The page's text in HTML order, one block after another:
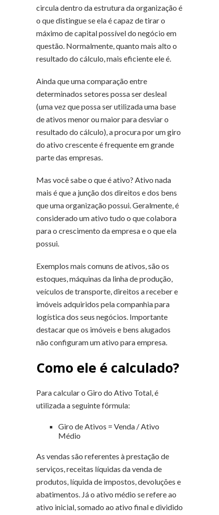
circula dentro da estrutura da organização é
o que distingue se ela é capaz de tirar o
máximo de capital possível do negócio em
questão. Normalmente, quanto mais alto o
resultado do cálculo, mais eficiente ele é.
Ainda queuma comparação entre
determinados setores possa ser desleal
(uma vez que possa ser utilizada uma base
de ativos menor ou maior para desviar o
resultado do cálculo), a procura por um giro
do ativo crescente é frequente em grande
parte das empresas.
Mas você sabe o que é ativo? Ativo nada
mais é que a junção dos direitos e dos bens
que uma organização possui. Geralmente, é
considerado um ativo tudo o que colabora
para o crescimento da empresa e o que ela
possui.
Exemplos mais comuns de ativos, são os
estoques, máquinas da linha de produção,
veículos de transporte, direitos a receber e
imóveis adquiridos pela companhia para
logística dos seus negócios. Importante
destacar que os imóveis e bens alugados
não configuram um ativo para empresa.
Como ele é calculado?
Para calcular o Giro do Ativo Total, é
utilizada a seguinte fórmula:
Giro de Ativos = Venda / Ativo
Médio
As vendas são referentes à prestação de
serviços, receitas líquidas da venda de
produtos, líquida de impostos, devoluções e
abatimentos. Já o ativo médio se refere ao
ativo inicial, somado ao ativo final e dividido